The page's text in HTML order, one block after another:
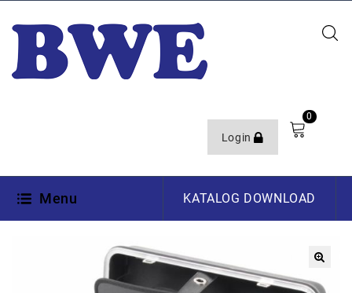
Login
0
Menu KATALOG DOWNLOAD